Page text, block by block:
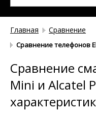
Главная Сравнение
Сравнение телефонов
Сравнение
Mini и Alcatel
характеристик